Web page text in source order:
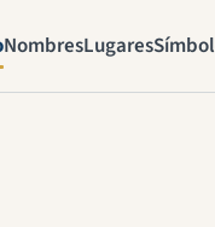
NombresLugares